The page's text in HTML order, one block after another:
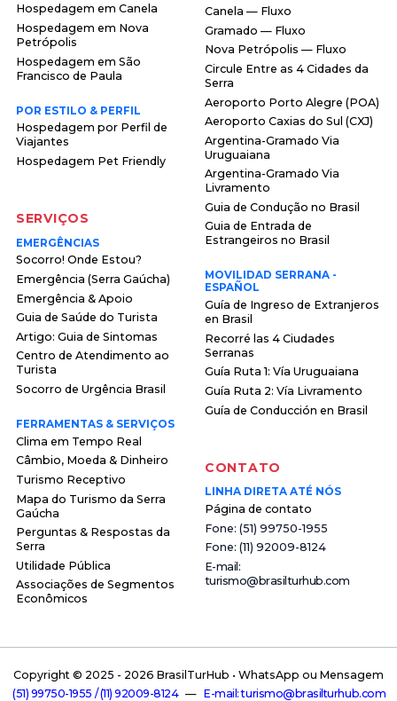
Hospedagem em Canela
Hospedagem em Nova
Petrópolis
Hospedagem em São
Francisco de Paula
POR ESTILO & PERFIL
Hospedagem por Perfil de
Viajantes
Hospedagem Pet Friendly
SERVIÇOS
EMERGÊNCIAS
Socorro! Onde Estou?
Emergência (Serra Gaúcha)
Emergência & Apoio
Guia de Saúde do Turista
Artigo: Guia de Sintomas
Centro de Atendimento ao
Turista
Socorro de Urgência Brasil
FERRAMENTAS & SERVIÇOS
Clima em Tempo Real
Câmbio, Moeda & Dinheiro
Turismo Receptivo
Mapa do Turismo da Serra
Gaúcha
Perguntas & Respostas da
Serra
Utilidade Pública
Associações de Segmentos
Econômicos
Canela — Fluxo
Gramado — Fluxo
Nova Petrópolis — Fluxo
Circule Entre as 4 Cidades da
Serra
Aeroporto Porto Alegre (POA)
Aeroporto Caxias do Sul (CXJ)
Argentina-Gramado Via
Uruguaiana
Argentina-Gramado Via
Livramento
Guia de Condução no Brasil
Guia de Entrada de
Estrangeiros no Brasil
MOVILIDAD SERRANA -
ESPAÑOL
Guía de Ingreso de Extranjeros
en Brasil
Recorré las 4 Ciudades
Serranas
Guía Ruta 1: Vía Uruguaiana
Guía Ruta 2: Vía Livramento
Guía de Conducción en Brasil
CONTATO
LINHA DIRETA ATÉ NÓS
Página de contato
F o n e : ( 5 1 ) 9 9 7 5 0 - 1 9 5 5
F o n e : ( 1 1 ) 9 2 0 0 9 - 8 1 2 4
E - m a i l :
t u r i s m o @ b r a s i l t u r h u b . c o m
Copyright © 2025 - 2026 BrasilTurHub • WhatsApp ou Mensagem
( 5 1 ) 9 9 7 5 0 - 1 9 5 5 / ( 1 1 ) 9 2 0 0 9 - 8 1 2 4—E - m a i l : t u r i s m o @ b r a s i l t u r h u b . c o m